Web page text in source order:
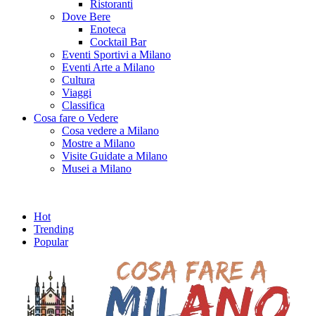
Ristoranti
Dove Bere
Enoteca
Cocktail Bar
Eventi Sportivi a Milano
Eventi Arte a Milano
Cultura
Viaggi
Classifica
Cosa fare o Vedere
Cosa vedere a Milano
Mostre a Milano
Visite Guidate a Milano
Musei a Milano
Hot
Trending
Popular